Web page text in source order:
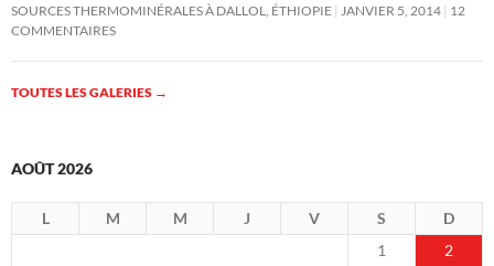
SOURCES THERMOMINÉRALES À DALLOL, ÉTHIOPIE JANVIER 5, 2014 12
COMMENTAIRES
TOUTES LES GALERIES →
AOÛT 2026
L M M J V S
D
1
2